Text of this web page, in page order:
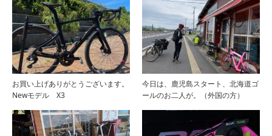
お買い上げありがとうございます。
Newモデル X3
今日は、鹿児島スタート、北海道ゴ
ールのお二人が。（外国の方）